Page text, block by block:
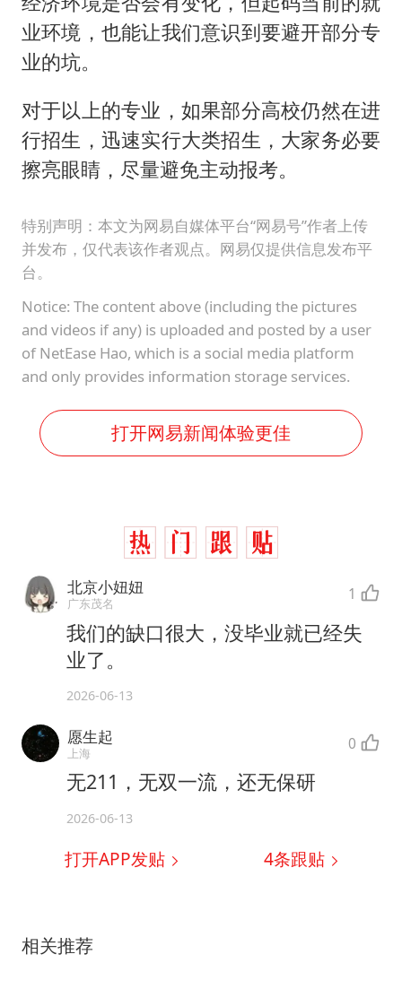
业环境，也能让我们意识到要避开部分专
业的坑。
对于以上的专业，如果部分高校仍然在进
行招生，迅速实行大类招生，大家务必要
擦亮眼睛，尽量避免主动报考。
特别声明：本文为网易自媒体平台“网易号”作者上传
并发布，仅代表该作者观点。网易仅提供信息发布平
台。
Notice: The content above (including the pictures
and videos if any) is uploaded and posted by a user
of NetEase Hao, which is a social media platform
and only provides information storage services.
打开网易新闻体验更佳
北京小妞妞
广东茂名 1
我们的缺口很大，没毕业就已经失
业了。
2026-06-13
愿生起
上海 0
无211，无双一流，还无保研
2026-06-13
打开APP发贴 4条跟贴
相关推荐